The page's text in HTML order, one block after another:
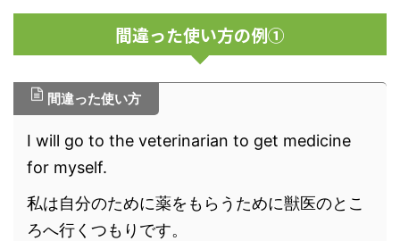
間違った使い方の例①
間違った使い方
I will go to the veterinarian to get medicine
for myself.
私は自分のために薬をもらうために獣医のとこ
ろへ行くつもりです。